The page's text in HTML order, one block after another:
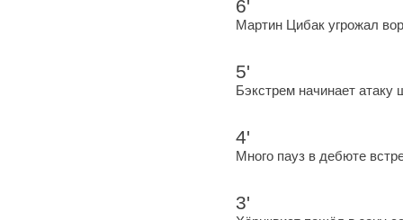
6'
Мартин Цибак угрожал
5'
Бэкстрем начинает
4'
Много пауз в дебюте
3'